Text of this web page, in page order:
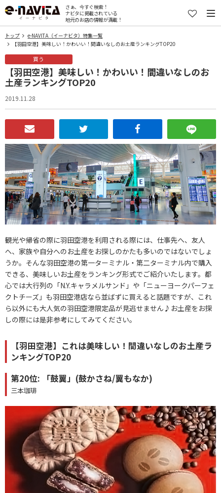
さぁ、今すぐ検索！
ナビタに掲載されている
地元のお店の情報が満載！
トップ
e-NAVITA（イーナビタ）特集一覧
【羽田空港】美味しい！かわいい！間違いなしのお土産ランキングTOP20
買う
【羽田空港】美味しい！かわいい！間違いなしのお
土産ランキングTOP20
2019.11.28
観光や帰省の際に羽田空港を利用される際には、仕事先へ、友人
へ、家族や自分へのお土産をお探しのかたも多いのではないでしょ
うか。そんな羽田空港の第一ターミナル・第二ターミナル内で購入
できる、美味しいお土産をランキング形式でご紹介いたします。都
心では大行列の「N.Y.キャラメルサンド」や「ニューヨークパーフェ
クトチーズ」も羽田空港店なら並ばずに買えると話題ですが、これ
ら以外にも大人気の羽田空港限定品が見逃せません♪お土産をお探
しの際には是非参考にしてみてください。
【羽田空港】これは美味しい！間違いなしのお土産ラ
ンキングTOP20
第20位: 「鼓翼」(鼓かさね/翼もなか)
三本珈琲